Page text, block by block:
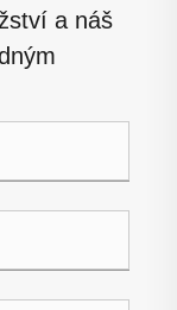
a náš